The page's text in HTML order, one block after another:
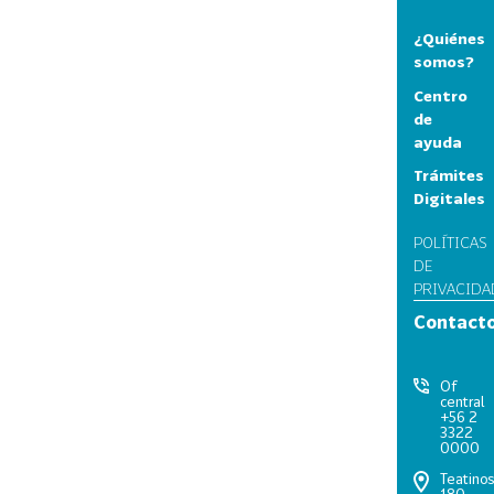
¿Quiénes
somos?
Centro
de
ayuda
Trámites
Digitales
POLÍTICAS
DE
Of
central
+56 2
3322
0000
Teatinos